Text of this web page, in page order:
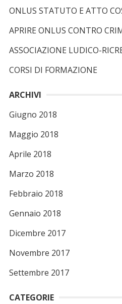
c
p
e
:
ONLUS STATUTO E ATTO
APRIRE ONLUS CONTRO
ASSOCIAZIONE LUDICO-
CORSI DI FORMAZIONE
ARCHIVI
Giugno 2018
Maggio 2018
Aprile 2018
Marzo 2018
Febbraio 2018
Gennaio 2018
Dicembre 2017
Novembre 2017
Settembre 2017
CATEGORIE